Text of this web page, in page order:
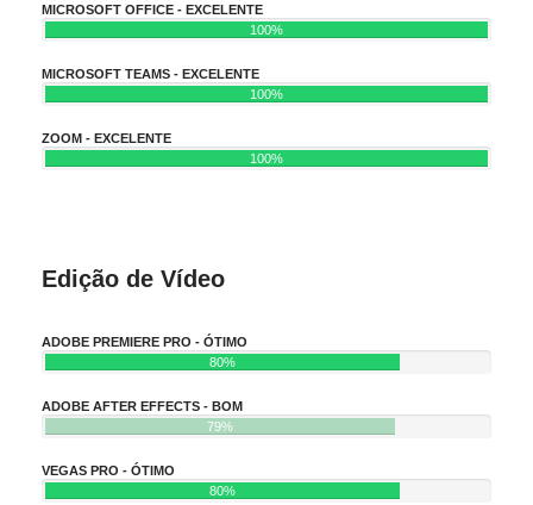
MICROSOFT OFFICE - EXCELENTE
100%
MICROSOFT TEAMS - EXCELENTE
100%
ZOOM - EXCELENTE
100%
Edição de Vídeo
ADOBE PREMIERE PRO - ÓTIMO
80%
ADOBE AFTER EFFECTS - BOM
79%
VEGAS PRO - ÓTIMO
80%